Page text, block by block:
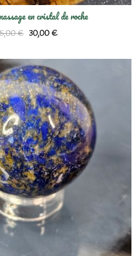
en cristal de roche
€ Le
initial
était :
65,00 €.
30,00€Le
actuel
est :
30,00 €.